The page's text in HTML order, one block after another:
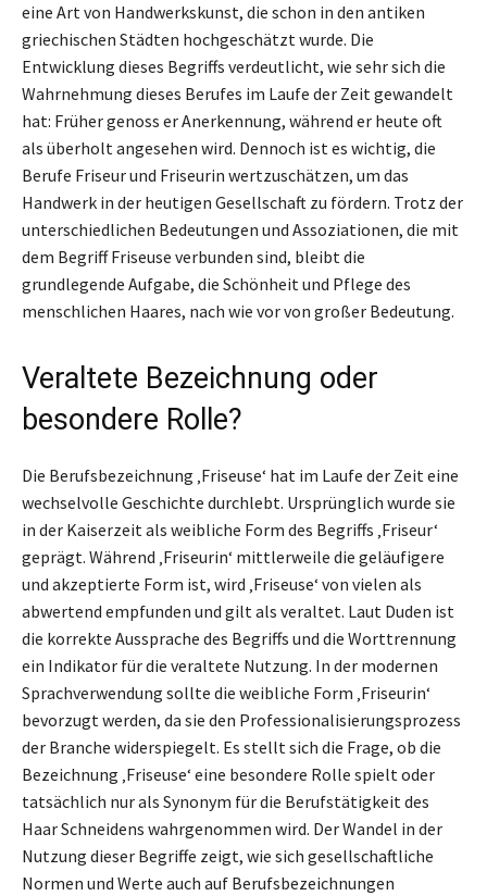
eine Art von Handwerkskunst, die schon in den antiken
griechischen Städten hochgeschätzt wurde. Die
Entwicklung dieses Begriffs verdeutlicht, wie sehr sich die
Wahrnehmung dieses Berufes im Laufe der Zeit gewandelt
hat: Früher genoss er Anerkennung, während er heute oft
als überholt angesehen wird. Dennoch ist es wichtig, die
Berufe Friseur und Friseurin wertzuschätzen, um das
Handwerk in der heutigen Gesellschaft zu fördern. Trotz der
unterschiedlichen Bedeutungen und Assoziationen, die mit
dem Begriff Friseuse verbunden sind, bleibt die
grundlegende Aufgabe, die Schönheit und Pflege des
menschlichen Haares, nach wie vor von großer Bedeutung.
Veraltete Bezeichnung oder
besondere Rolle?
Die Berufsbezeichnung ‚Friseuse‘ hat im Laufe der Zeit eine
wechselvolle Geschichte durchlebt. Ursprünglich wurde sie
in der Kaiserzeit als weibliche Form des Begriffs ‚Friseur‘
geprägt. Während ‚Friseurin‘ mittlerweile die geläufigere
und akzeptierte Form ist, wird ‚Friseuse‘ von vielen als
abwertend empfunden und gilt als veraltet. Laut Duden ist
die korrekte Aussprache des Begriffs und die Worttrennung
ein Indikator für die veraltete Nutzung. In der modernen
Sprachverwendung sollte die weibliche Form ‚Friseurin‘
bevorzugt werden, da sie den Professionalisierungsprozess
der Branche widerspiegelt. Es stellt sich die Frage, ob die
Bezeichnung ‚Friseuse‘ eine besondere Rolle spielt oder
tatsächlich nur als Synonym für die Berufstätigkeit des
Haar Schneidens wahrgenommen wird. Der Wandel in der
Nutzung dieser Begriffe zeigt, wie sich gesellschaftliche
Normen und Werte auch auf Berufsbezeichnungen